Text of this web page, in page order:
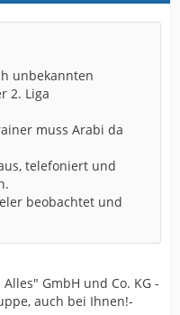
unbekannten
2. Liga
muss Arabi da
telefoniert und
beobachtet und
GmbH und Co. KG -
auch bei Ihnen!-